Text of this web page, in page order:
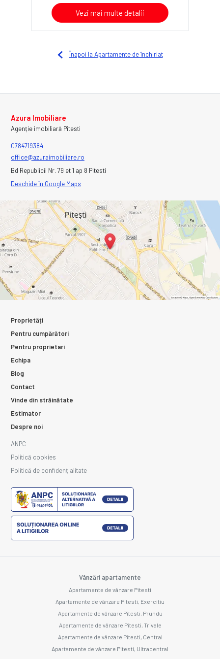
Vezi mai multe detalii
Înapoi la Apartamente de închiriat
Azura Imobiliare
Agenție imobiliară Pitesti
0784719384
office@azuraimobiliare.ro
Bd Republicii Nr. 79 et 1 ap 8 Pitesti
Deschide în Google Maps
Proprietăți
Pentru cumpărători
Pentru proprietari
Echipa
Blog
Contact
Vinde din străinătate
Estimator
Despre noi
ANPC
Politică cookies
Politică de confidențialitate
Vânzări apartamente
Apartamente de vânzare Pitesti
Apartamente de vânzare Pitesti, Exercitiu
Apartamente de vânzare Pitesti, Prundu
Apartamente de vânzare Pitesti, Trivale
Apartamente de vânzare Pitesti, Central
Apartamente de vânzare Pitesti, Ultracentral